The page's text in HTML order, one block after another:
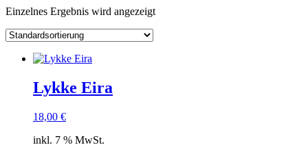
Einzelnes Ergebnis wird angezeigt
Lykke Eira
18,00 €
inkl. 7 % MwSt.